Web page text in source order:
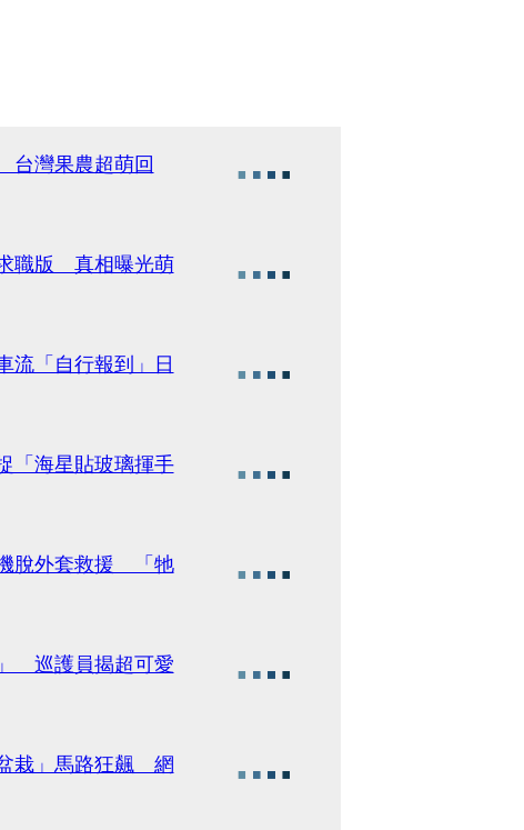
台灣果農超萌回
職版 真相曝光萌
流「自行報到」日
「海星貼玻璃揮手
脫外套救援 「牠
巡護員揭超可愛
栽」馬路狂飆 網